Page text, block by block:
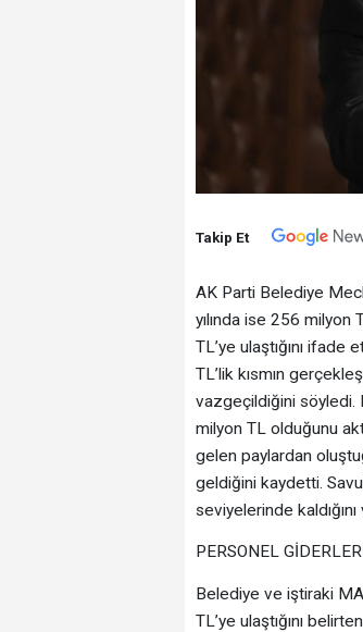
Takip Et
AK Parti Belediye
yılında ise 256 milyon
TL’ye ulaştığını ifade
TL’lik kısmın
vazgeçildiğini söyledi.
milyon TL olduğunu
gelen paylardan
geldiğini kaydetti.
seviyelerinde
PERSONEL
Belediye ve iştiraki
TL’ye ulaştığını